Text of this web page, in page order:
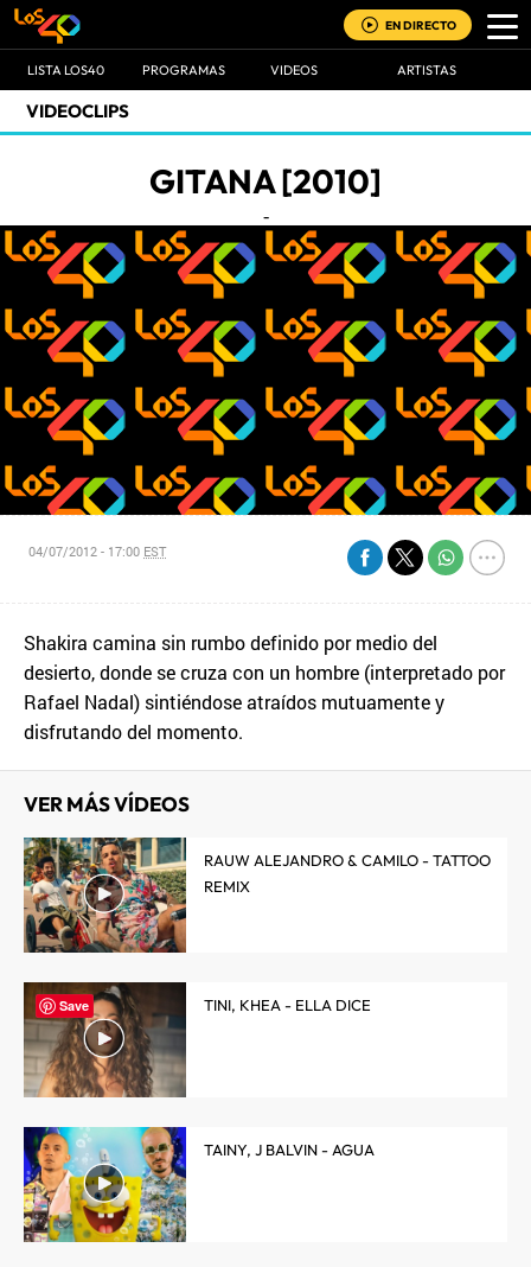
EN DIRECTO
LISTA LOS40 PROGRAMAS VIDEOS ARTISTAS
VIDEOCLIPS
GITANA [2010]
-
04/07/2012 - 17:00 EST
Shakira camina sin rumbo definido por medio del
desierto, donde se cruza con un hombre (interpretado por
Rafael Nadal) sintiéndose atraídos mutuamente y
disfrutando del momento.
VER MÁS VÍDEOS
RAUW ALEJANDRO & CAMILO - TATTOO
REMIX
TINI, KHEA - ELLA DICE
TAINY, J BALVIN - AGUA
Save